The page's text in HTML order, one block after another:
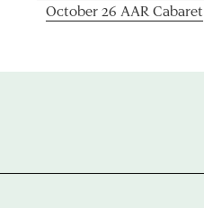
October 26 AAR Cabaret